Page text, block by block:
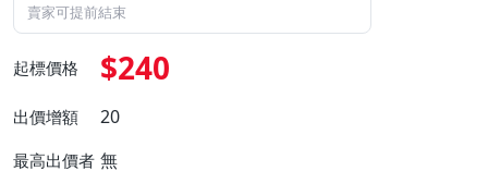
賣家可提前結束
起標價格 $240
出價增額 20
最高出價者 無